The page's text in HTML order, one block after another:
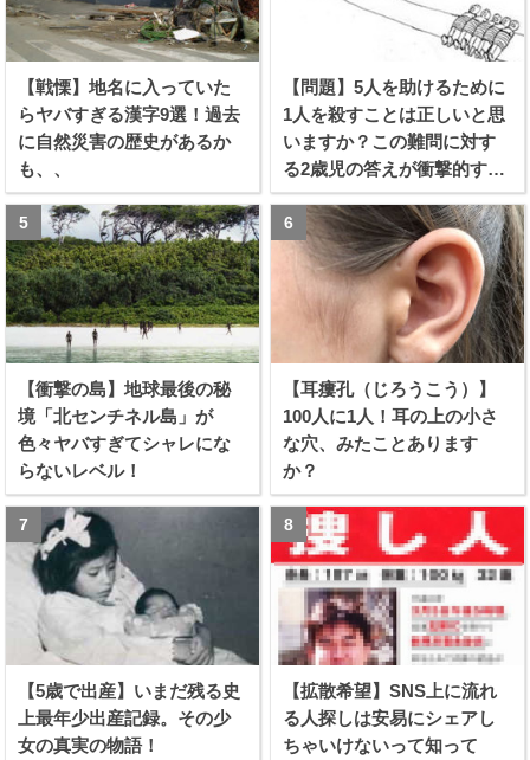
【戦慄】地名に入っていた
らヤバすぎる漢字9選！過去
に自然災害の歴史があるか
も、、
【問題】5人を助けるために
1人を殺すことは正しいと思
いますか？この難問に対す
る2歳児の答えが衝撃的すぎ
る！！
【衝撃の島】地球最後の秘
境「北センチネル島」が
色々ヤバすぎてシャレにな
らないレベル！
【耳瘻孔（じろうこう）】
100人に1人！耳の上の小さ
な穴、みたことあります
か？
【5歳で出産】いまだ残る史
上最年少出産記録。その少
女の真実の物語！
【拡散希望】SNS上に流れ
る人探しは安易にシェアし
ちゃいけないって知って